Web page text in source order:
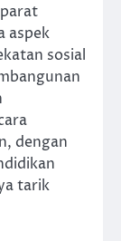
aspek
sosial
dengan
tarik